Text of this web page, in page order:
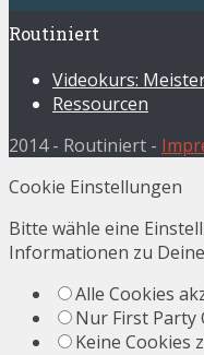
Routiniert
Videokurs:
Ressourcen
2014 - Routiniert -
Cookie Einstellungen
Bitte wähle eine
Informationen zu
Alle Cookies
Nur First Party
Keine Cookies